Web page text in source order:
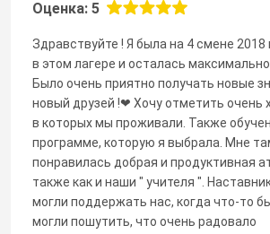
Оценка: 5
Здравствуйте ! Я была на 4 смене 2018
в этом лагере и осталась
Было очень приятно получать новые
новый друзей !❤ Хочу отметить очень
в которых мы проживали. Также
программе, которую я выбрала. Мне
понравилась добрая и продуктивная
также как и наши " учителя ".
могли поддержать нас, когда что-то
могли пошутить, что очень радовало